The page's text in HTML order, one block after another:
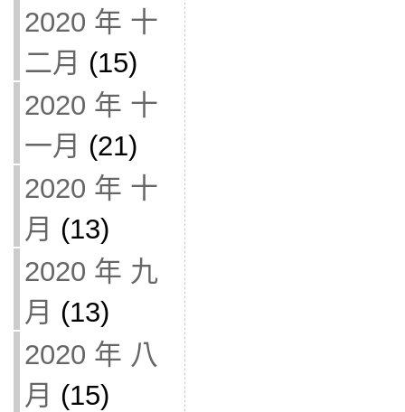
2020 年 十
二月 (15)
2020 年 十
一月 (21)
2020 年 十
月 (13)
2020 年 九
月 (13)
2020 年 八
月 (15)